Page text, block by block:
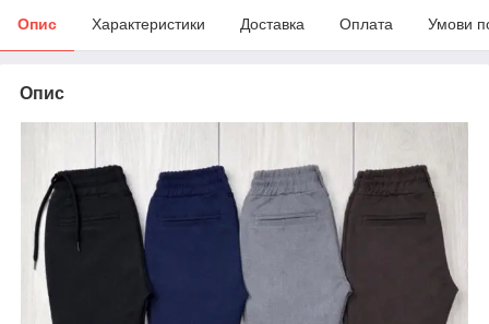
Опис Характеристики Доставка Оплата Умови
Опис